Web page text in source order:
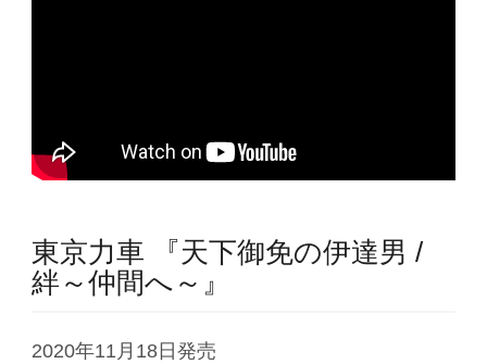
東京力車 『天下御免の伊達男 /
絆～仲間へ～』
2020年11月18日発売